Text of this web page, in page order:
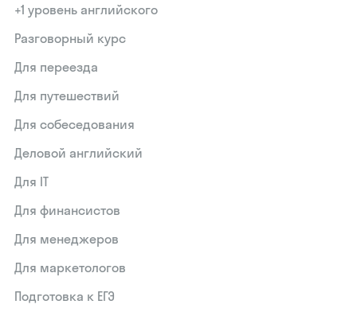
+1 уровень английского
Разговорный курс
Для переезда
Для путешествий
Для собеседования
Деловой английский
Для IT
Для финансистов
Для менеджеров
Для маркетологов
Подготовка к ЕГЭ